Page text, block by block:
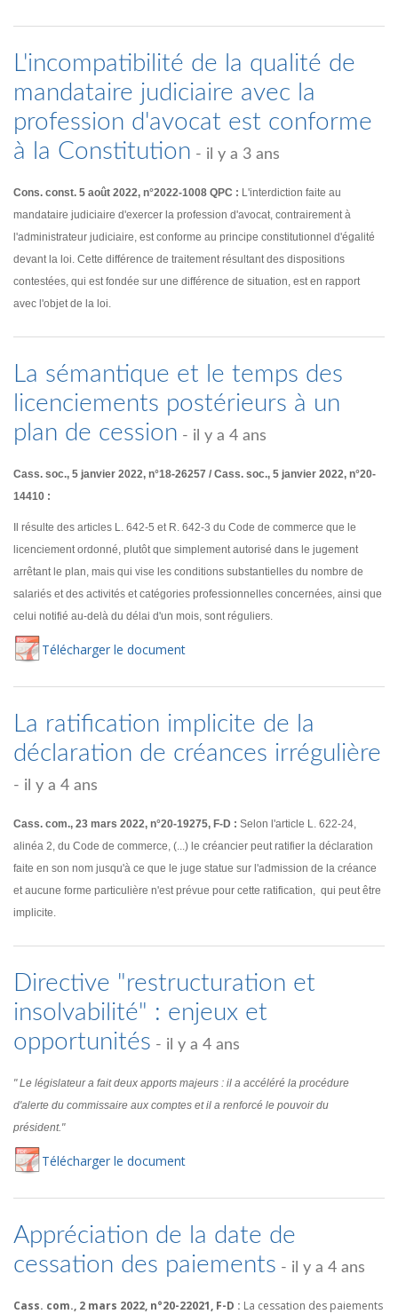
L'incompatibilité de la qualité de
mandataire judiciaire avec la
profession d'avocat est conforme
à la Constitution - il y a 3 ans
Cons. const. 5 août 2022, n°2022-1008 QPC : L'interdiction faite au
mandataire judiciaire d'exercer la profession d'avocat, contrairement à
l'administrateur judiciaire, est conforme au principe constitutionnel d'égalité
devant la loi. Cette différence de traitement résultant des dispositions
contestées, qui est fondée sur une différence de situation, est en rapport
avec l'objet de la loi.
La sémantique et le temps des
licenciements postérieurs à un
plan de cession - il y a 4 ans
Cass. soc., 5 janvier 2022, n°18-26257 / Cass. soc., 5 janvier 2022, n°20-
14410 :
Il résulte des articles L. 642-5 et R. 642-3 du Code de commerce que le
licenciement ordonné, plutôt que simplement autorisé dans le jugement
arrêtant le plan, mais qui vise les conditions substantielles du nombre de
salariés et des activités et catégories professionnelles concernées, ainsi que
celui notifié au-delà du délai d'un mois, sont réguliers.
Télécharger le document
La ratification implicite de la
déclaration de créances irrégulière
- il y a 4 ans
Cass. com., 23 mars 2022, n°20-19275, F-D : Selon l'article L. 622-24,
alinéa 2, du Code de commerce, (...) le créancier peut ratifier la déclaration
faite en son nom jusqu'à ce que le juge statue sur l'admission de la créance
et aucune forme particulière n'est prévue pour cette ratification, qui peut être
implicite.
Directive "restructuration et
insolvabilité" : enjeux et
opportunités - il y a 4 ans
" Le législateur a fait deux apports majeurs : il a accéléré la procédure
d'alerte du commissaire aux comptes et il a renforcé le pouvoir du
président."
Télécharger le document
Appréciation de la date de
cessation des paiements - il y a 4 ans
Cass. com., 2 mars 2022, n°20-22021, F-D : La cessation des paiements